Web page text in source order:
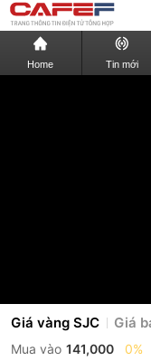
Home Tin mới
Giá vàng SJC Giá
Mua vào 141,000
0%